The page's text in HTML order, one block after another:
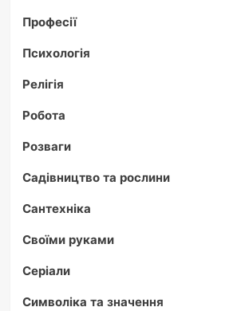
Професії
Психологія
Релігія
Робота
Розваги
Садівництво та рослини
Сантехніка
Своїми руками
Серіали
Символіка та значення